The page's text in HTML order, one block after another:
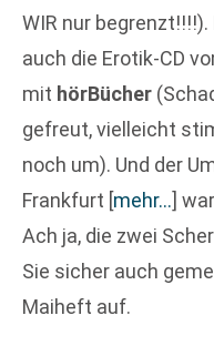
WIR nur
auch die Erotik-CD
mit hörBücher
gefreut, vielleicht
noch um). Und der
Frankfurt [mehr…]
Ach ja, die zwei
Sie sicher auch
Maiheft auf.